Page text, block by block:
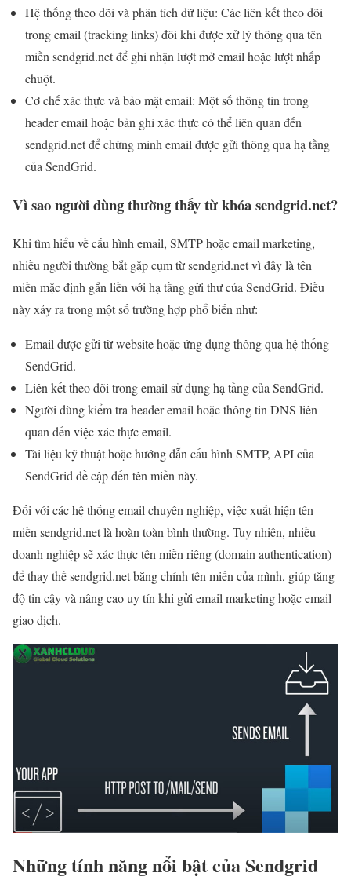
Hệ thống theo dõi và phân tích dữ liệu: Các liên kết theo dõi
trong email (tracking links) đôi khi được xử lý thông qua tên
miền sendgrid.net để ghi nhận lượt mở email hoặc lượt nhấp
chuột.
Cơ chế xác thực và bảo mật email: Một số thông tin trong
header email hoặc bản ghi xác thực có thể liên quan đến
sendgrid.net để chứng minh email được gửi thông qua hạ tầng
của SendGrid.
Vì sao người dùng thường thấy từ khóa sendgrid.net?
Khi tìm hiểu về cấu hình email, SMTP hoặc email marketing,
nhiều người thường bắt gặp cụm từ sendgrid.net vì đây là tên
miền mặc định gắn liền với hạ tầng gửi thư của SendGrid. Điều
này xảy ra trong một số trường hợp phổ biến như:
Email được gửi từ website hoặc ứng dụng thông qua hệ thống
SendGrid.
Liên kết theo dõi trong email sử dụng hạ tầng của SendGrid.
Người dùng kiểm tra header email hoặc thông tin DNS liên
quan đến việc xác thực email.
Tài liệu kỹ thuật hoặc hướng dẫn cấu hình SMTP, API của
SendGrid đề cập đến tên miền này.
Đối với các hệ thống email chuyên nghiệp, việc xuất hiện tên
miền sendgrid.net là hoàn toàn bình thường. Tuy nhiên, nhiều
doanh nghiệp sẽ xác thực tên miền riêng (domain authentication)
để thay thế sendgrid.net bằng chính tên miền của mình, giúp tăng
độ tin cậy và nâng cao uy tín khi gửi email marketing hoặc email
giao dịch.
Những tính năng nổi bật của Sendgrid